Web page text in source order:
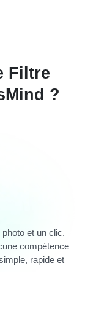
Filtre
?
photo et un clic.
compétence
rapide et